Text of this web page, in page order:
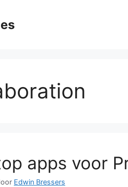
apps voor
Edwin Bressers